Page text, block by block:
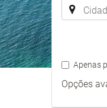
Apenas
Opções